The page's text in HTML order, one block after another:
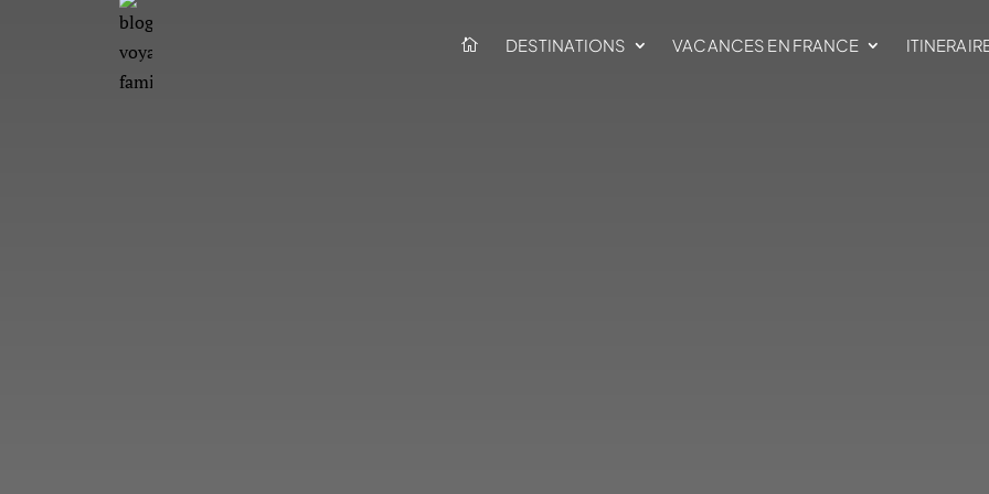
DESTINATIONS VACANCES EN FRANCE